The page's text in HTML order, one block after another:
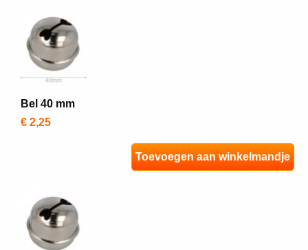
Bel 40 mm
€ 2,25
Toevoegen aan winkelmandje